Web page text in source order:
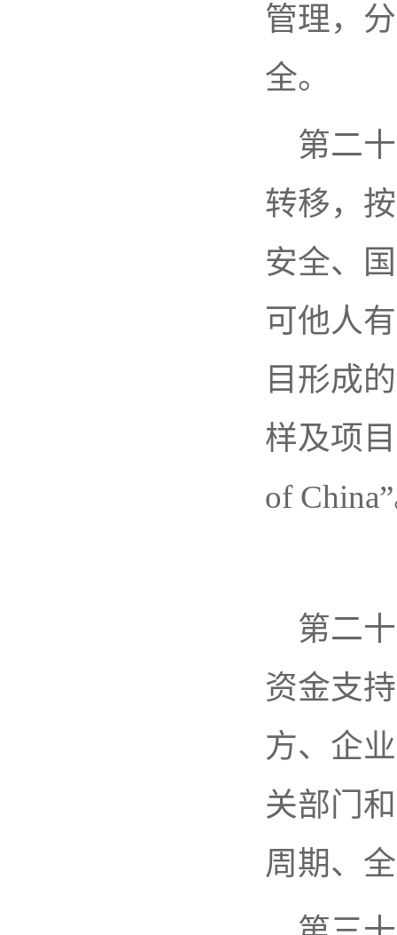
管理，
全。
第二
转移，
安全、
可他人
目形成
样及项
of
第二
资金支
方、企
关部门
周期、